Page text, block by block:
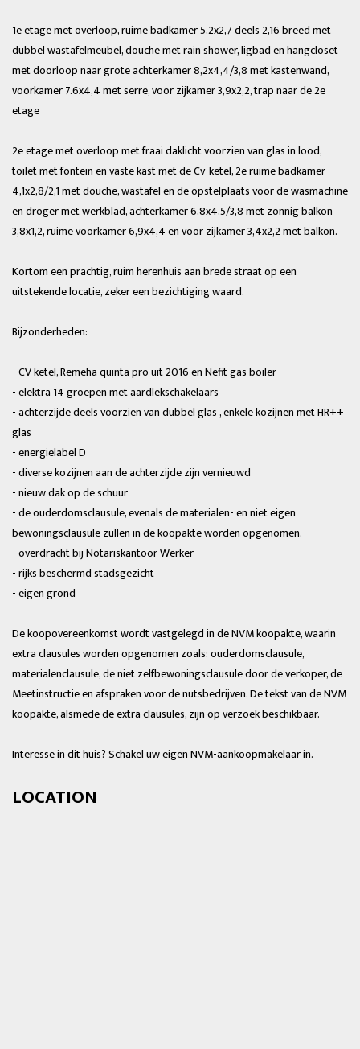
1e etage met overloop, ruime badkamer 5,2x2,7 deels 2,16 breed met
dubbel wastafelmeubel, douche met rain shower, ligbad en hangcloset
met doorloop naar grote achterkamer 8,2x4,4/3,8 met kastenwand,
voorkamer 7.6x4,4 met serre, voor zijkamer 3,9x2,2, trap naar de 2e
etage
2e etage met overloop met fraai daklicht voorzien van glas in lood,
toilet met fontein en vaste kast met de Cv-ketel, 2e ruime badkamer
4,1x2,8/2,1 met douche, wastafel en de opstelplaats voor de wasmachine
en droger met werkblad, achterkamer 6,8x4,5/3,8 met zonnig balkon
3,8x1,2, ruime voorkamer 6,9x4,4 en voor zijkamer 3,4x2,2 met balkon.
Kortom een prachtig, ruim herenhuis aan brede straat op een
uitstekende locatie, zeker een bezichtiging waard.
Bijzonderheden:
- CV ketel, Remeha quinta pro uit 2016 en Nefit gas boiler
- elektra 14 groepen met aardlekschakelaars
- achterzijde deels voorzien van dubbel glas , enkele kozijnen met HR++
glas
- energielabel D
- diverse kozijnen aan de achterzijde zijn vernieuwd
- nieuw dak op de schuur
- de ouderdomsclausule, evenals de materialen- en niet eigen
bewoningsclausule zullen in de koopakte worden opgenomen.
- overdracht bij Notariskantoor Werker
- rijks beschermd stadsgezicht
- eigen grond
De koopovereenkomst wordt vastgelegd in de NVM koopakte, waarin
extra clausules worden opgenomen zoals: ouderdomsclausule,
materialenclausule, de niet zelfbewoningsclausule door de verkoper, de
Meetinstructie en afspraken voor de nutsbedrijven. De tekst van de NVM
koopakte, alsmede de extra clausules, zijn op verzoek beschikbaar.
Interesse in dit huis? Schakel uw eigen NVM-aankoopmakelaar in.
LOCATION